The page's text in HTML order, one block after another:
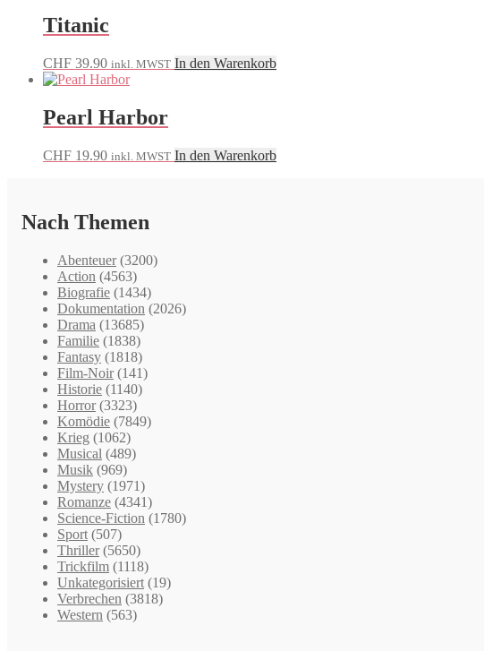
Titanic
CHF 39.90 inkl. MWST In den Warenkorb
Pearl Harbor
CHF 19.90 inkl. MWST In den Warenkorb
Nach Themen
Abenteuer (3200)
Action (4563)
Biografie (1434)
Dokumentation (2026)
Drama (13685)
Familie (1838)
Fantasy (1818)
Film-Noir (141)
Historie (1140)
Horror (3323)
Komödie (7849)
Krieg (1062)
Musical (489)
Musik (969)
Mystery (1971)
Romanze (4341)
Science-Fiction (1780)
Sport (507)
Thriller (5650)
Trickfilm (1118)
Unkategorisiert (19)
Verbrechen (3818)
Western (563)